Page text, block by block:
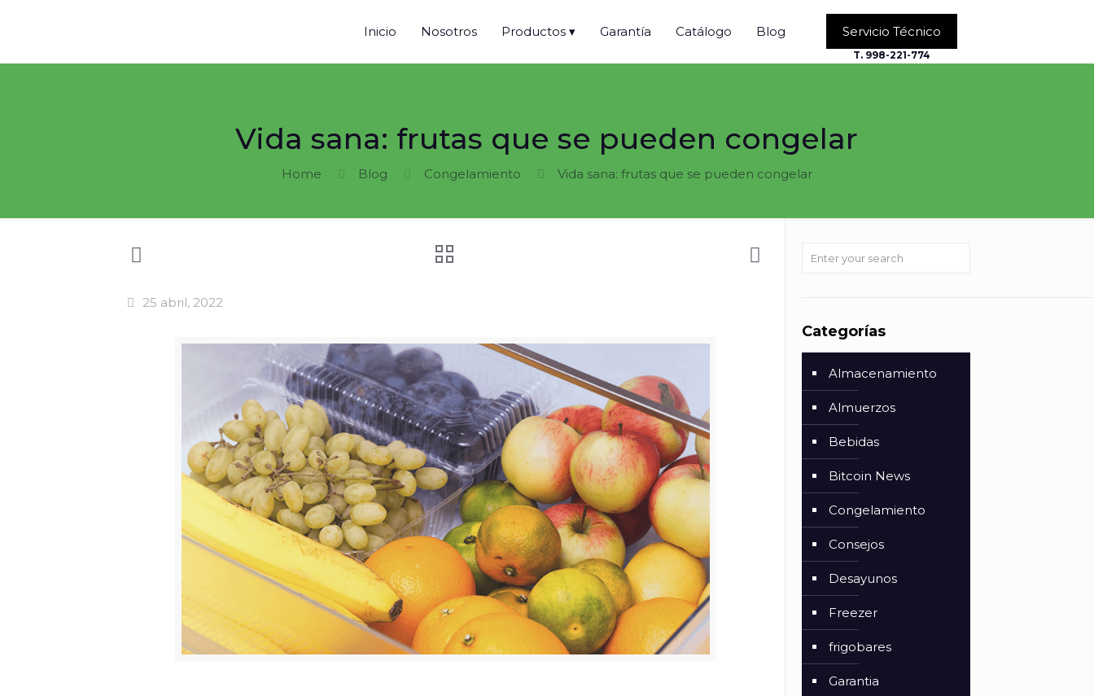
Inicio Nosotros Productos ▾ Garantía Catálogo Blog Servicio Técnico
T. 998-221-774
Vida sana: frutas que se pueden congelar
Home Blog Congelamiento Vida sana: frutas que se pueden congelar
25 abril, 2022
Categorías
Almacenamiento
Almuerzos
Bebidas
Bitcoin News
Congelamiento
Consejos
Desayunos
Freezer
frigobares
Garantia